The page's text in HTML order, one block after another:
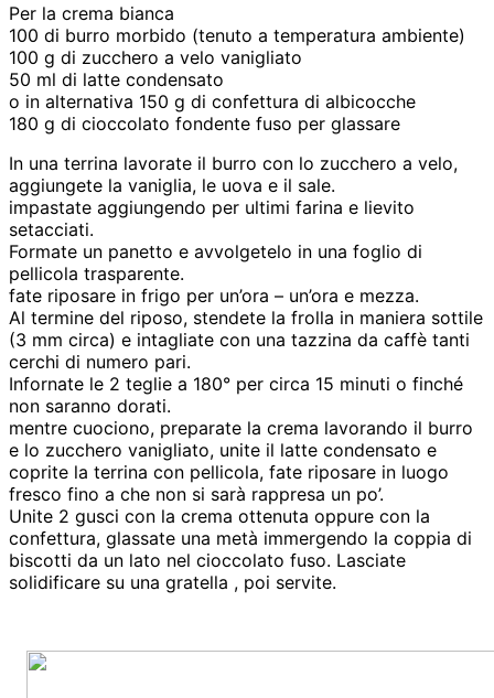
Per la crema bianca
100 di burro morbido (tenuto a temperatura ambiente)
100 g di zucchero a velo vanigliato
50 ml di latte condensato
o in alternativa 150 g di confettura di albicocche
180 g di cioccolato fondente fuso per glassare
In una terrina lavorate il burro con lo zucchero a velo,
aggiungete la vaniglia, le uova e il sale.
impastate aggiungendo per ultimi farina e lievito
setacciati.
Formate un panetto e avvolgetelo in una foglio di
pellicola trasparente.
fate riposare in frigo per un’ora – un’ora e mezza.
Al termine del riposo, stendete la frolla in maniera sottile
(3 mm circa) e intagliate con una tazzina da caffè tanti
cerchi di numero pari.
Infornate le 2 teglie a 180° per circa 15 minuti o finché
non saranno dorati.
mentre cuociono, preparate la crema lavorando il burro
e lo zucchero vanigliato, unite il latte condensato e
coprite la terrina con pellicola, fate riposare in luogo
fresco fino a che non si sarà rappresa un po’.
Unite 2 gusci con la crema ottenuta oppure con la
confettura, glassate una metà immergendo la coppia di
biscotti da un lato nel cioccolato fuso. Lasciate
solidificare su una gratella , poi servite.